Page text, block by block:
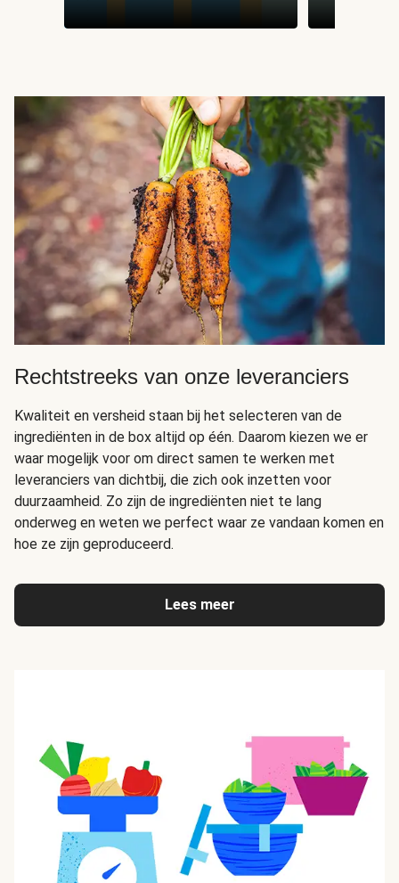
Rechtstreeks van onze leveranciers
Kwaliteit en versheid staan bij het selecteren van de
ingrediënten in de box altijd op één. Daarom kiezen we er
waar mogelijk voor om direct samen te werken met
leveranciers van dichtbij, die zich ook inzetten voor
duurzaamheid. Zo zijn de ingrediënten niet te lang
onderweg en weten we perfect waar ze vandaan komen en
hoe ze zijn geproduceerd.
Lees meer